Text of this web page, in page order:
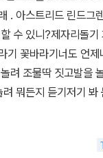
월 만에 최고https://
환율, 야간거래서
민의힘 '참정권 침해
면 “그림책 읽는 엄마
엄마 쪽만 그림책을
않으나 너무 적거나
될 자리이지 않습니
를 바라요. 아이는 “
배가 된 사람도, 아이
만화책을 펼 노릇입
쉬셔야지. 책집 옆에
사진을 찍던 무렵
았다. 이제 15400원이
놀이’에서 ‘김라합 옮
고 ‘로냐’는 아름답다
에 ‘미오’는 따뜻하
아름답거나 사랑스럽
바뀔까
. 아스트리드 린드그
수 있니?제자리돌
기 꽃바라기너도 언
려 조물딱 짓고발을
뭐든지 듣기저기 봐
려진 아스트리드 린드
골빛을 실컷 누리며